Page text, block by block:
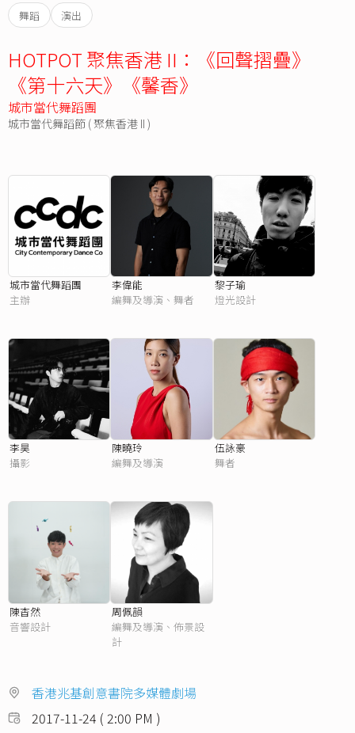
舞蹈 演出
HOTPOT 聚焦香港 II：《回聲摺疊》
《第十六天》《馨香》
城市當代舞蹈團
城市當代舞蹈節 ( 聚焦香港 II )
城市當代舞蹈團
主辦
李偉能
編舞及導演、舞者
黎子瑜
燈光設計
李昊
攝影
陳曉玲
編舞及導演
伍詠豪
舞者
陳杳然
音響設計
周佩韻
編舞及導演、佈景設
計
香港兆基創意書院多媒體劇場
2017-11-24 ( 2:00 PM )